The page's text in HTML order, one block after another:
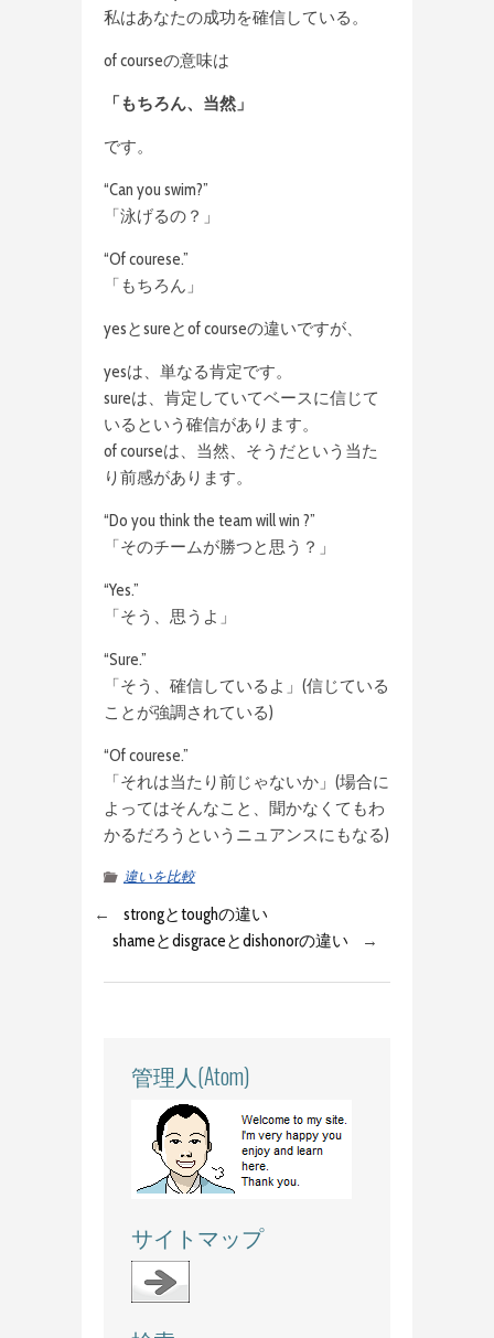
私はあなたの成功を確信している。
of courseの意味は
「もちろん、当然」
です。
“Can you swim?”
「泳げるの？」
“Of courese.”
「もちろん」
yesとsureとof courseの違いですが、
yesは、単なる肯定です。
sureは、肯定していてベースに信じて
いるという確信があります。
of courseは、当然、そうだという当た
り前感があります。
“Do you think the team will win ?”
「そのチームが勝つと思う？」
“Yes.”
「そう、思うよ」
“Sure.”
「そう、確信しているよ」(信じている
ことが強調されている)
“Of courese.”
「それは当たり前じゃないか」(場合に
よってはそんなこと、聞かなくてもわ
かるだろうというニュアンスにもなる)
違いを比較
←
strongとtoughの違い
shameとdisgraceとdishonorの違い
→
管理人(Atom)
サイトマップ